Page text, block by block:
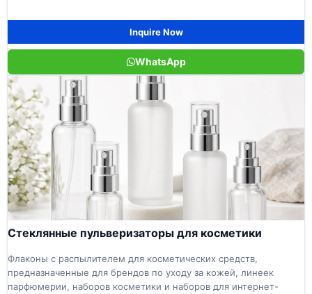
Inquire Now
WhatsApp
Стеклянные пульверизаторы для косметики
Флаконы с распылителем для косметических средств,
предназначенные для брендов по уходу за кожей, линеек
парфюмерии, наборов косметики и наборов для интернет-